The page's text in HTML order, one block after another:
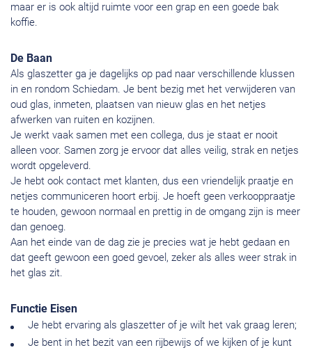
maar er is ook altijd ruimte voor een grap en een goede bak
koffie.
De Baan
Als glaszetter ga je dagelijks op pad naar verschillende klussen
in en rondom Schiedam. Je bent bezig met het verwijderen van
oud glas, inmeten, plaatsen van nieuw glas en het netjes
afwerken van ruiten en kozijnen.
Je werkt vaak samen met een collega, dus je staat er nooit
alleen voor. Samen zorg je ervoor dat alles veilig, strak en netjes
wordt opgeleverd.
Je hebt ook contact met klanten, dus een vriendelijk praatje en
netjes communiceren hoort erbij. Je hoeft geen verkooppraatje
te houden, gewoon normaal en prettig in de omgang zijn is meer
dan genoeg.
Aan het einde van de dag zie je precies wat je hebt gedaan en
dat geeft gewoon een goed gevoel, zeker als alles weer strak in
het glas zit.
Functie Eisen
Je hebt ervaring als glaszetter of je wilt het vak graag leren;
Je bent in het bezit van een rijbewijs of we kijken of je kunt